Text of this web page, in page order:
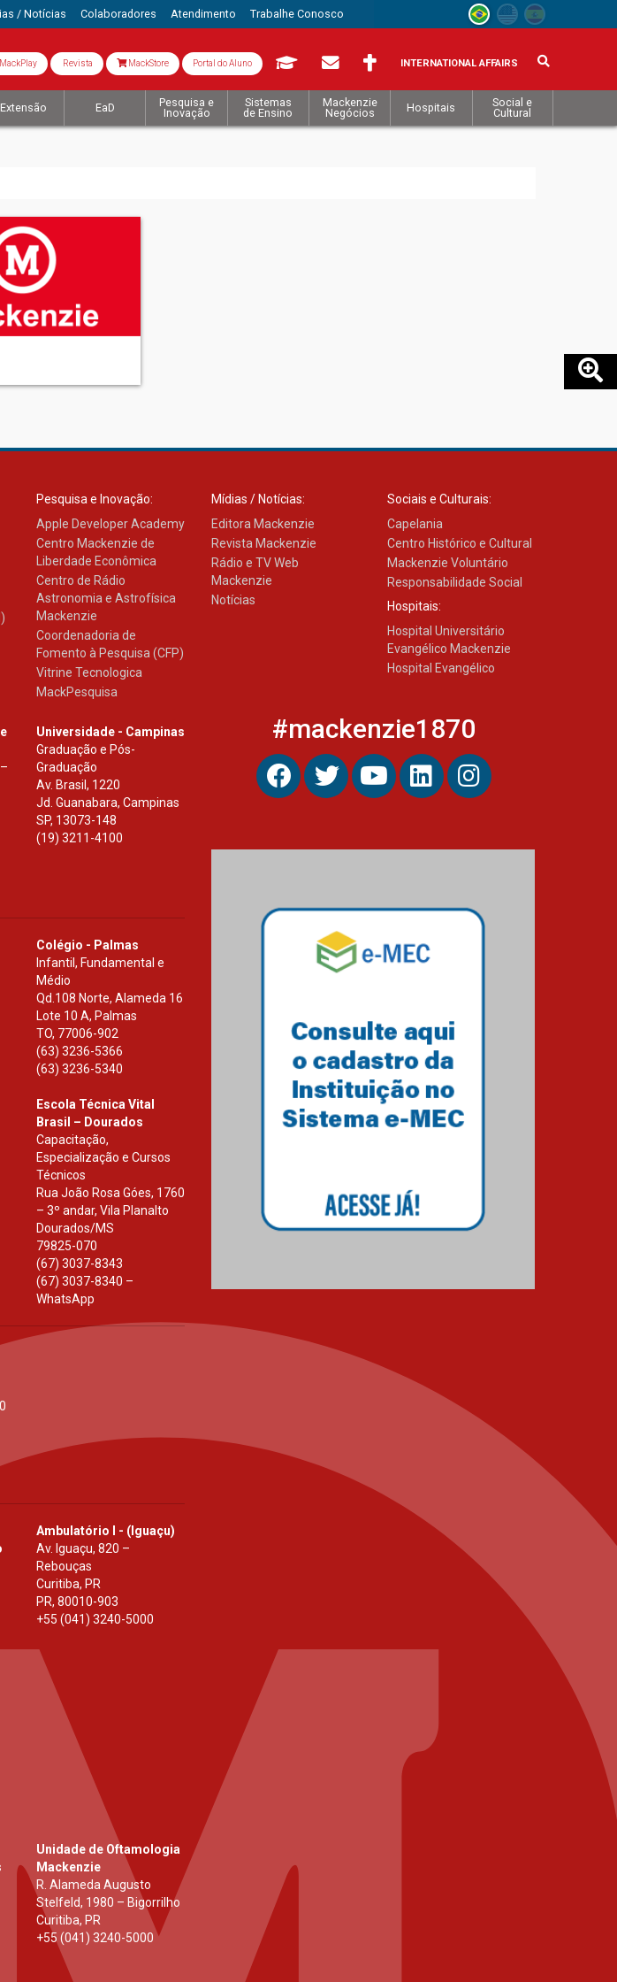
/ Notícias Colaboradores Atendimento Trabalhe Conosco
MackPlay Revista MackStore Portal do Aluno INTERNATIONAL AFFAIRS
Extensão EaD
Pesquisa e
Inovação
Sistemas
de Ensino
Mackenzie
Negócios
Hospitais
Social e
Cultural
Pesquisa e Inovação:
Apple Developer Academy
Centro Mackenzie de
Liberdade Econômica
Centro de Rádio
Astronomia e Astrofísica
Mackenzie
Coordenadoria de
Fomento à Pesquisa (CFP)
Vitrine Tecnologica
MackPesquisa
Mídias / Notícias:
Editora Mackenzie
Revista Mackenzie
Rádio e TV Web
Mackenzie
Notícias
Sociais e Culturais:
Capelania
Centro Histórico e Cultural
Mackenzie Voluntário
Responsabilidade Social
Hospitais:
Hospital Universitário
Evangélico Mackenzie
Hospital Evangélico
Universidade - Campinas
Graduação e Pós-
Graduação
Av. Brasil, 1220
Jd. Guanabara, Campinas
SP, 13073-148
(19) 3211-4100
Colégio - Palmas
Infantil, Fundamental e
Médio
Qd.108 Norte, Alameda 16
Lote 10 A, Palmas
TO, 77006-902
(63) 3236-5366
(63) 3236-5340
Escola Técnica Vital
Brasil – Dourados
Capacitação,
Especialização e Cursos
Técnicos
Rua João Rosa Góes, 1760
– 3º andar, Vila Planalto
Dourados/MS
79825-070
(67) 3037-8343
(67) 3037-8340 –
WhatsApp
Ambulatório I - (Iguaçu)
Av. Iguaçu, 820 –
Rebouças
Curitiba, PR
PR, 80010-903
+55 (041) 3240-5000
Unidade de Oftamologia
Mackenzie
R. Alameda Augusto
Stelfeld, 1980 – Bigorrilho
Curitiba, PR
+55 (041) 3240-5000
#mackenzie1870